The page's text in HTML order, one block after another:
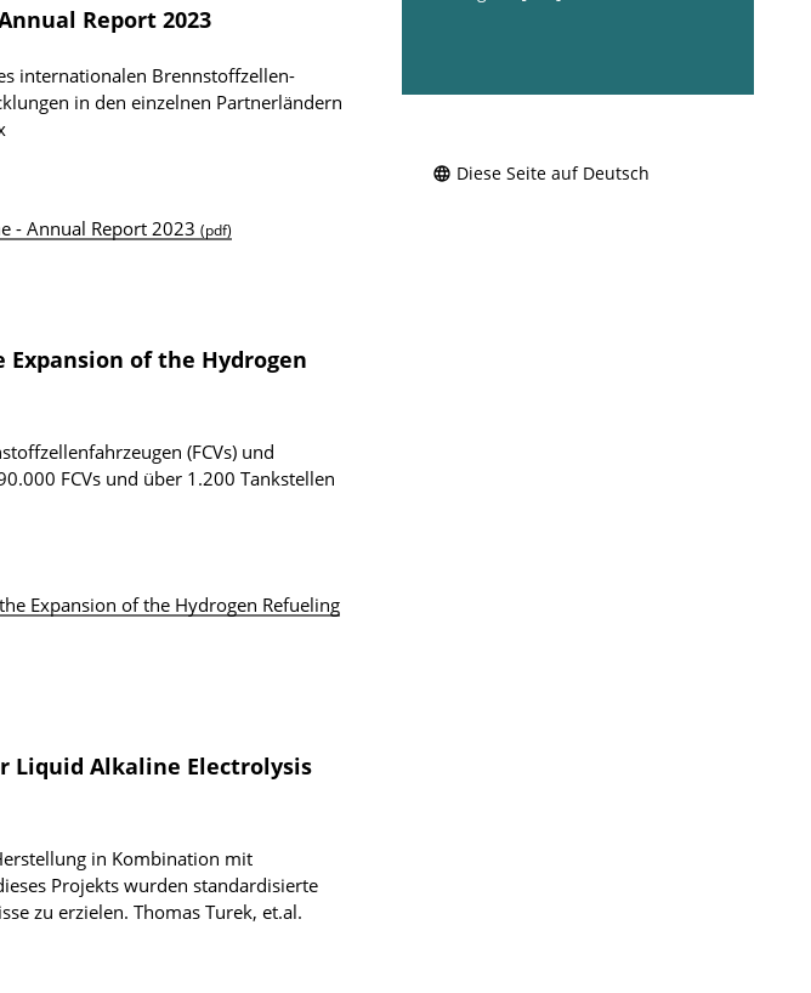
Report 2023
internationalen Brennstoffzellen-
in den einzelnen Partnerländern
- Annual Report 2023 (pdf)
Expansion of the Hydrogen
(FCVs) und
FCVs und über 1.200 Tankstellen
Expansion of the Hydrogen Refueling
Liquid Alkaline Electrolysis
in Kombination mit
Projekts wurden standardisierte
zu erzielen. Thomas Turek, et.al.
Diese Seite auf Deutsch